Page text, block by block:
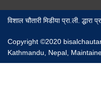
विशाल चौतारी मिडीया प्रा.ली.
Copyright ©2020
Kathmandu, Nepal,